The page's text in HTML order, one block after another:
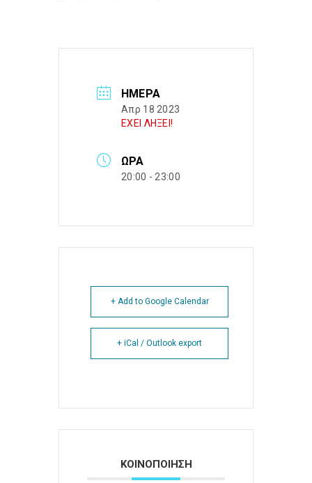
ΗΜΈΡΑ
Απρ 18 2023
ΕΧΕΙ ΛΗΞΕΙ!
ΏΡΑ
20:00 - 23:00
+ Add to Google Calendar
+ iCal / Outlook export
ΚΟΙΝΟΠΟΙΗΣΗ